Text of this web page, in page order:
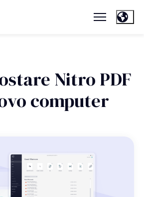
Nitro PDF
computer